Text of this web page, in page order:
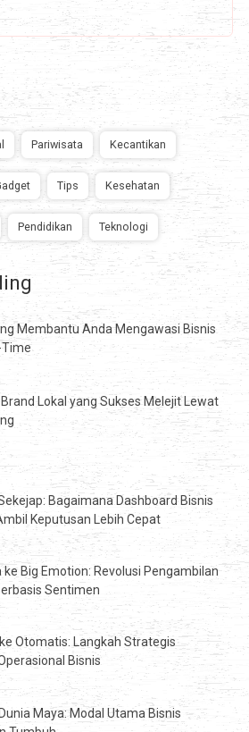
Pariwisata Kecantikan
Tips Kesehatan
Pendidikan Teknologi
Membantu Anda Mengawasi Bisnis
Lokal yang Sukses Melejit Lewat
Bagaimana Dashboard Bisnis
Keputusan Lebih Cepat
ke Big Emotion: Revolusi Pengambilan
Sentimen
Otomatis: Langkah Strategis
Bisnis
Maya: Modal Utama Bisnis